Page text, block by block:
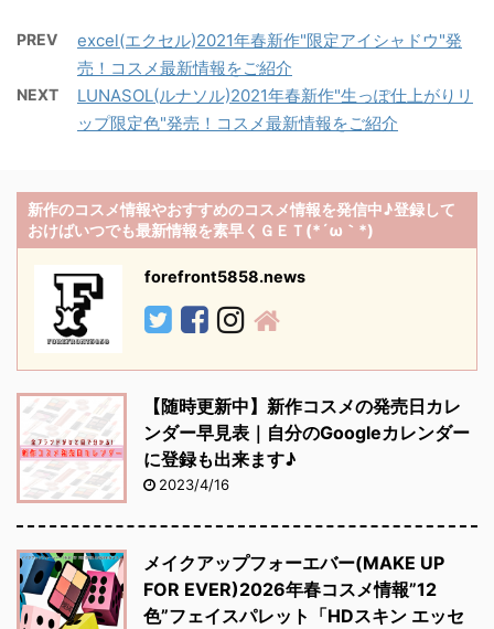
PREV
excel(エクセル)2021年春新作"限定アイシャドウ"発
売！コスメ最新情報をご紹介
NEXT
LUNASOL(ルナソル)2021年春新作"生っぽ仕上がりリ
ップ限定色"発売！コスメ最新情報をご紹介
新作のコスメ情報やおすすめのコスメ情報を発信中♪登録して
おけばいつでも最新情報を素早くＧＥＴ(*´ω｀*)
forefront5858.news
【随時更新中】新作コスメの発売日カレ
ンダー早見表｜自分のGoogleカレンダー
に登録も出来ます♪
2023/4/16
メイクアップフォーエバー(MAKE UP
FOR EVER)2026年春コスメ情報”12
色”フェイスパレット「HDスキン エッセ